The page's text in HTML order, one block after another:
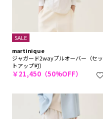
SALE
martinique
ジャガード2wayプルオーバー（セッ
トアップ可）
￥21,450（50%OFF）